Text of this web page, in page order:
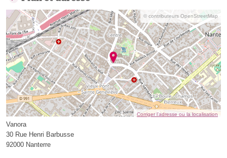
© contributeurs OpenStreetMap
Corriger l’adresse ou la localisation
Vanora
30 Rue Henri Barbusse
92000 Nanterre